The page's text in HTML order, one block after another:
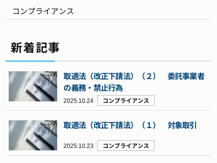
コンプライアンス
新着記事
取適法（改正下請法）（２） 委託事業者
の義務・禁止行為
2025.10.24 コンプライアンス
取適法（改正下請法）（１） 対象取引
2025.10.23 コンプライアンス